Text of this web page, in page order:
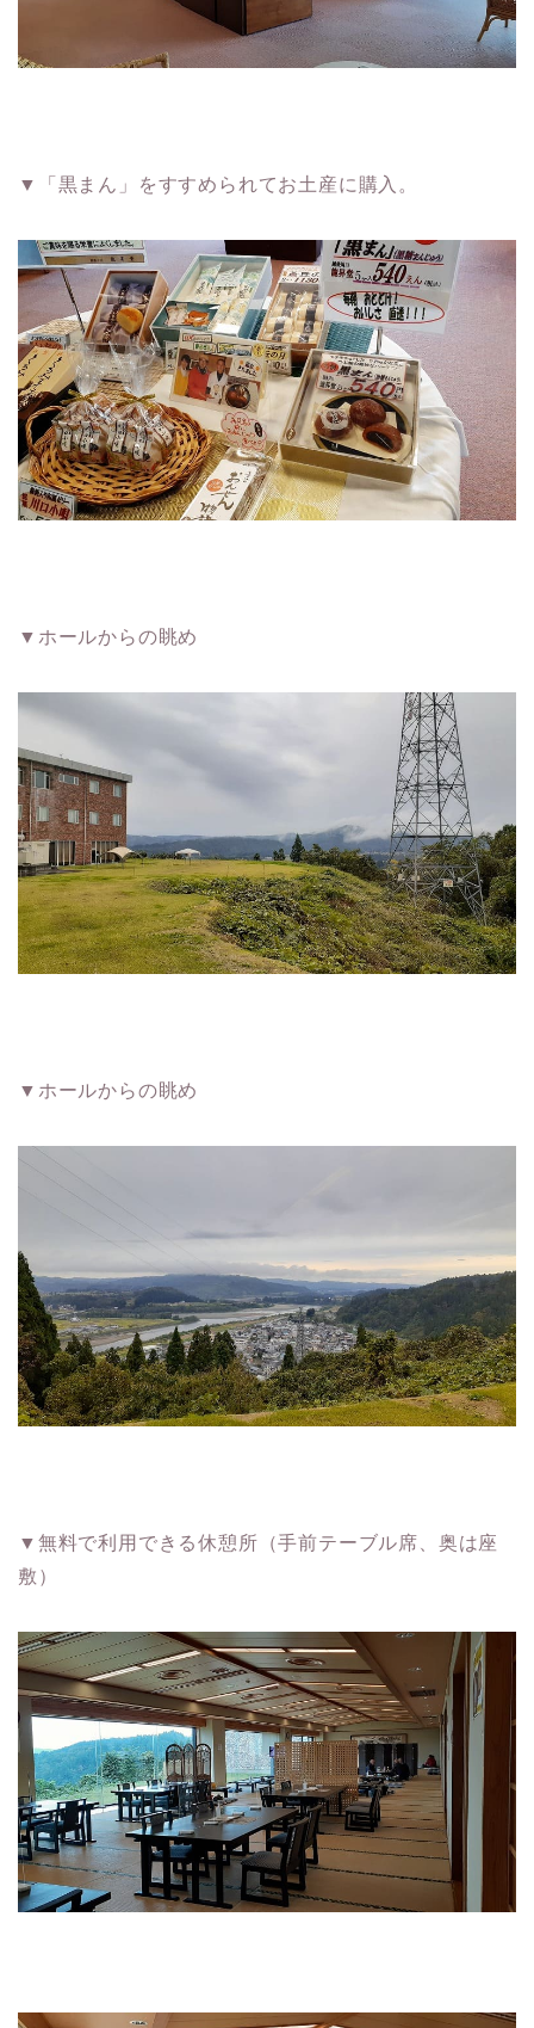
▼「黒まん」をすすめられてお土産に購入。
▼ホールからの眺め
▼ホールからの眺め
▼無料で利用できる休憩所（手前テーブル席、奥は座
敷）